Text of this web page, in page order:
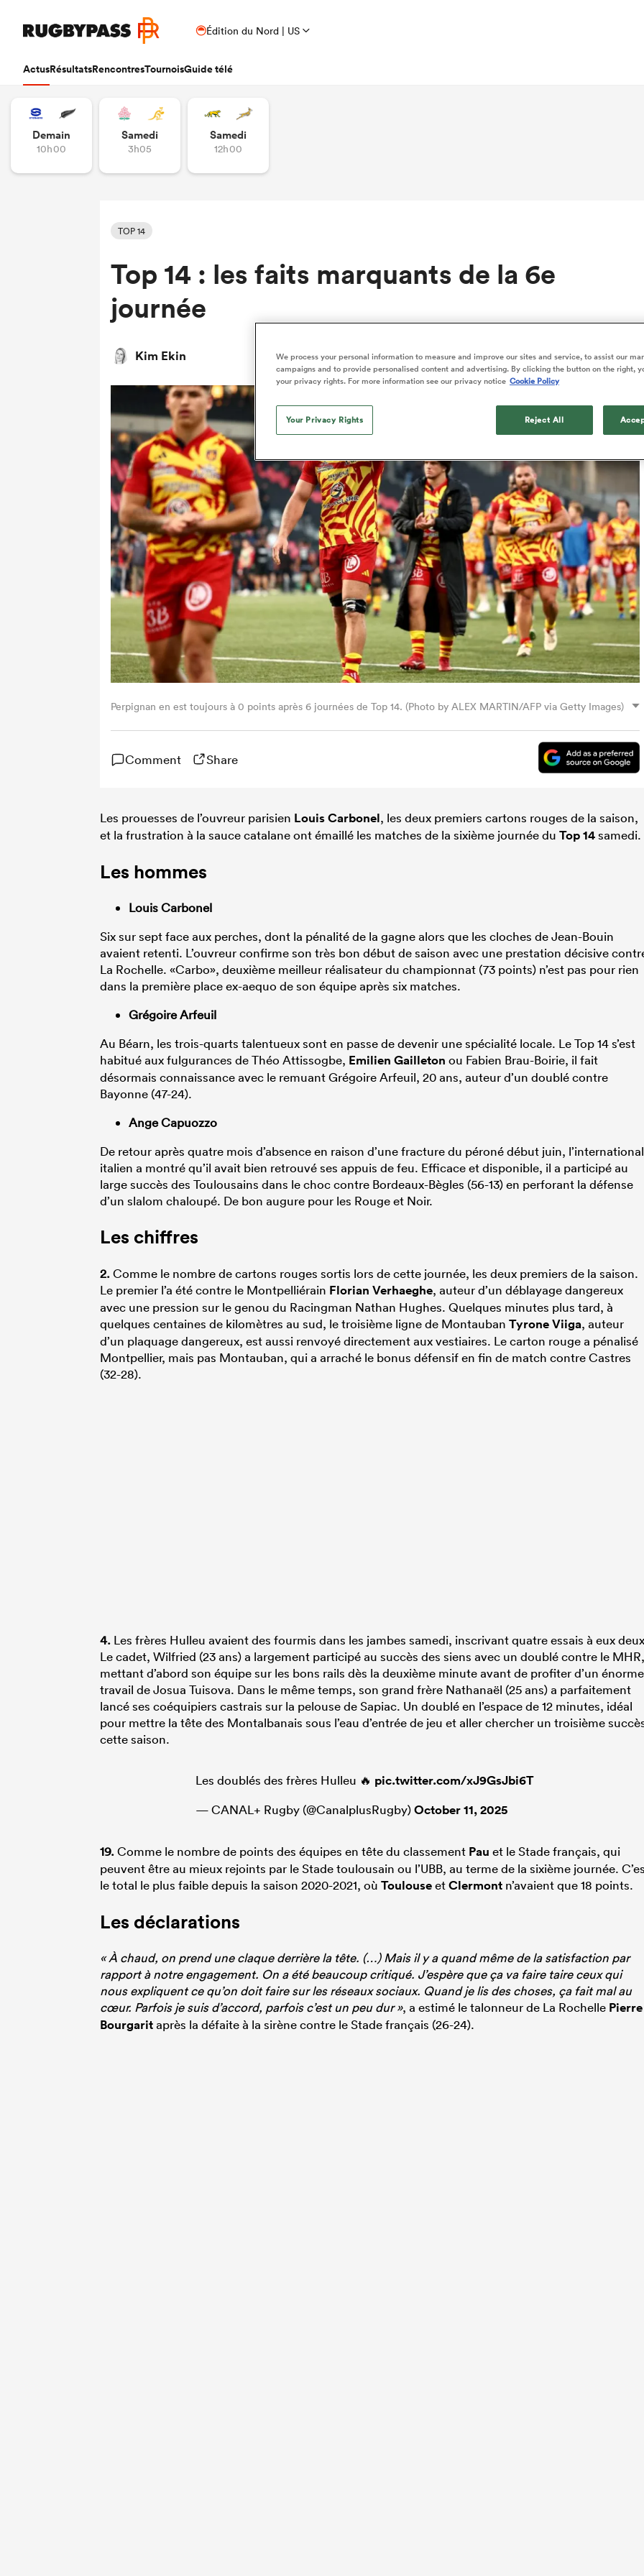
Édition du Nord | US
ActusRésultatsRencontresTournoisGuide télé
Demain
10h00
Samedi
3h05
Samedi
12h00
TOP 14
Top 14 : les faits marquants de la 6e
journée
Kim Ekin
Updated: 13 October 2025 03:06 PDT
Perpignan en est toujours à 0 points après 6 journées de Top 14. (Photo by ALEX MARTIN/AFP via Getty Images)
Comment Share
Les prouesses de l’ouvreur parisien Louis Carbonel, les deux premiers cartons rouges de la saison,
et la frustration à la sauce catalane ont émaillé les matches de la sixième journée du Top 14samedi.
Les hommes
Louis Carbonel
Six sur sept face aux perches, dont la pénalité de la gagne alors que les cloches de Jean-Bouin
avaient retenti. L’ouvreur confirme son très bon début de saison avec une prestation décisive
La Rochelle. «Carbo», deuxième meilleur réalisateur du championnat (73 points) n’est pas pour rien
dans la première place ex-aequo de son équipe après six matches.
Grégoire Arfeuil
Au Béarn, les trois-quarts talentueux sont en passe de devenir une spécialité locale. Le Top 14 s’est
habitué aux fulgurances de Théo Attissogbe, Emilien Gailleton ou Fabien Brau-Boirie, il fait
désormais connaissance avec le remuant Grégoire Arfeuil, 20 ans, auteur d’un doublé contre
Bayonne (47-24).
Ange Capuozzo
De retour après quatre mois d’absence en raison d’une fracture du péroné début juin, l’international
italien a montré qu’il avait bien retrouvé ses appuis de feu. Efficace et disponible, il a participé au
large succès des Toulousains dans le choc contre Bordeaux-Bègles (56-13) en perforant la défense
d’un slalom chaloupé. De bon augure pour les Rouge et Noir.
Les chiffres
2.Comme le nombre de cartons rouges sortis lors de cette journée, les deux premiers de la saison.
Le premier l’a été contre le Montpelliérain Florian Verhaeghe, auteur d’un déblayage dangereux
avec une pression sur le genou du Racingman Nathan Hughes. Quelques minutes plus tard, à
quelques centaines de kilomètres au sud, le troisième ligne de Montauban Tyrone Viiga, auteur
d’un plaquage dangereux, est aussi renvoyé directement aux vestiaires. Le carton rouge a pénalisé
Montpellier, mais pas Montauban, qui a arraché le bonus défensif en fin de match contre Castres
(32-28).
4. Les frères Hulleu avaient des fourmis dans les jambes samedi, inscrivant quatre essais à eux
Le cadet, Wilfried (23 ans) a largement participé au succès des siens avec un doublé contre le MHR,
mettant d’abord son équipe sur les bons rails dès la deuxième minute avant de profiter d’un énorme
travail de Josua Tuisova. Dans le même temps, son grand frère Nathanaël (25 ans) a parfaitement
lancé ses coéquipiers castrais sur la pelouse de Sapiac. Un doublé en l’espace de 12 minutes, idéal
pour mettre la tête des Montalbanais sous l’eau d’entrée de jeu et aller chercher un troisième
cette saison.
Les doublés des frères Hulleu 🔥 pic.twitter.com/xJ9GsJbi6T
— CANAL+ Rugby (@CanalplusRugby)October 11, 2025
19.Comme le nombre de points des équipes en tête du classement Pau et le Stade français, qui
peuvent être au mieux rejoints par le Stade toulousain ou l’UBB, au terme de la sixième journée.
le total le plus faible depuis la saison 2020-2021, où ToulouseetClermont n’avaient que 18 points.
Les déclarations
« À chaud, on prend une claque derrière la tête. (…) Mais il y a quand même de la satisfaction par
rapport à notre engagement. On a été beaucoup critiqué. J’espère que ça va faire taire ceux qui
nous expliquent ce qu’on doit faire sur les réseaux sociaux. Quand je lis des choses, ça fait mal au
cœur. Parfois je suis d’accord, parfois c’est un peu dur », a estimé le talonneur de La Rochelle Pierre
Bourgaritaprès la défaite à la sirène contre le Stade français (26-24).
We process your personal information to measure and improve our sites and service, to assist our
campaigns and to provide personalised content and advertising. By clicking the button on the right,
your privacy rights. For more information see our privacy notice Cookie Policy
Your Privacy Rights Reject All